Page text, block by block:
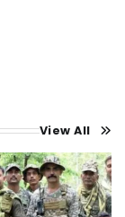
View All